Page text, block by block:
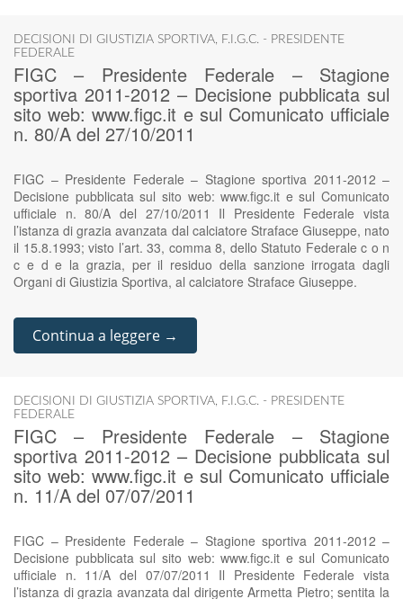
DECISIONI DI GIUSTIZIA SPORTIVA, F.I.G.C. - PRESIDENTE
FEDERALE
FIGC – Presidente Federale – Stagione
sportiva 2011-2012 – Decisione pubblicata sul
sito web: www.figc.it e sul Comunicato ufficiale
n. 80/A del 27/10/2011
FIGC – Presidente Federale – Stagione sportiva 2011-2012 –
Decisione pubblicata sul sito web: www.figc.it e sul Comunicato
ufficiale n. 80/A del 27/10/2011 Il Presidente Federale vista
l’istanza di grazia avanzata dal calciatore Straface Giuseppe, nato
il 15.8.1993; visto l’art. 33, comma 8, dello Statuto Federale c o n
c e d e la grazia, per il residuo della sanzione irrogata dagli
Organi di Giustizia Sportiva, al calciatore Straface Giuseppe.
Continua a leggere →
DECISIONI DI GIUSTIZIA SPORTIVA, F.I.G.C. - PRESIDENTE
FEDERALE
FIGC – Presidente Federale – Stagione
sportiva 2011-2012 – Decisione pubblicata sul
sito web: www.figc.it e sul Comunicato ufficiale
n. 11/A del 07/07/2011
FIGC – Presidente Federale – Stagione sportiva 2011-2012 –
Decisione pubblicata sul sito web: www.figc.it e sul Comunicato
ufficiale n. 11/A del 07/07/2011 Il Presidente Federale vista
l’istanza di grazia avanzata dal dirigente Armetta Pietro; sentita la